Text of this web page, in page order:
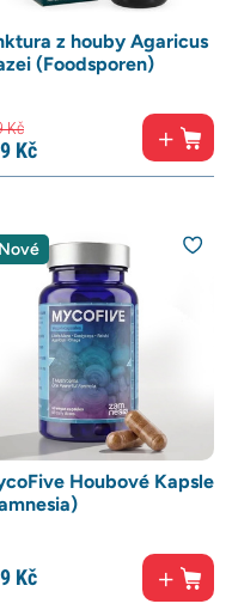
z houby Agaricus
(Foodsporen)
Kč
Kč
Nové
Houbové Kapsle
Kč